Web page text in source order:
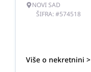
NOVI SAD
ŠIFRA: #574518
Više o nekretnini >